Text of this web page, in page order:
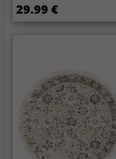
29.99 €